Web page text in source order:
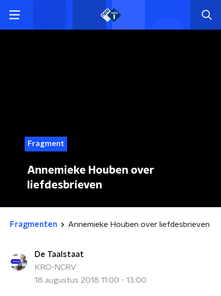
Fragment
Annemieke Houben over
liefdesbrieven
Fragmenten Annemieke Houben over liefdesbrieven
De Taalstaat
KRO-NCRV
18 augustus 2018 11:00 - 13:00